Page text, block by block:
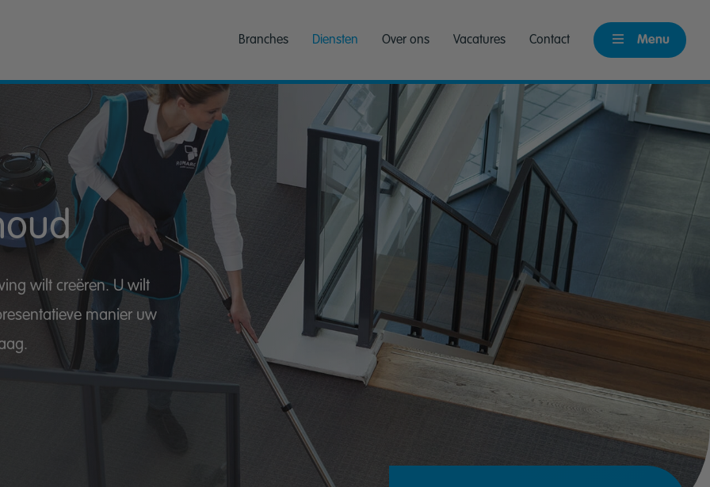
Branches Diensten Over ons Vacatures Contact Menu
wilt creëren. U wilt
manier uw